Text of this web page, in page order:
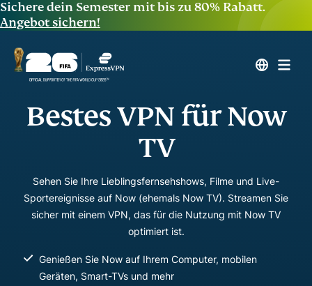
Sichere dein Semester mit bis zu 80% Rabatt.
Angebot sichern!
Bestes VPN für Now
TV
Sehen Sie Ihre Lieblingsfernsehshows, Filme und Live-
Sportereignisse auf Now (ehemals Now TV). Streamen Sie
sicher mit einem VPN, das für die Nutzung mit Now TV
optimiert ist.
Genießen Sie Now auf Ihrem Computer, mobilen
Geräten, Smart-TVs und mehr